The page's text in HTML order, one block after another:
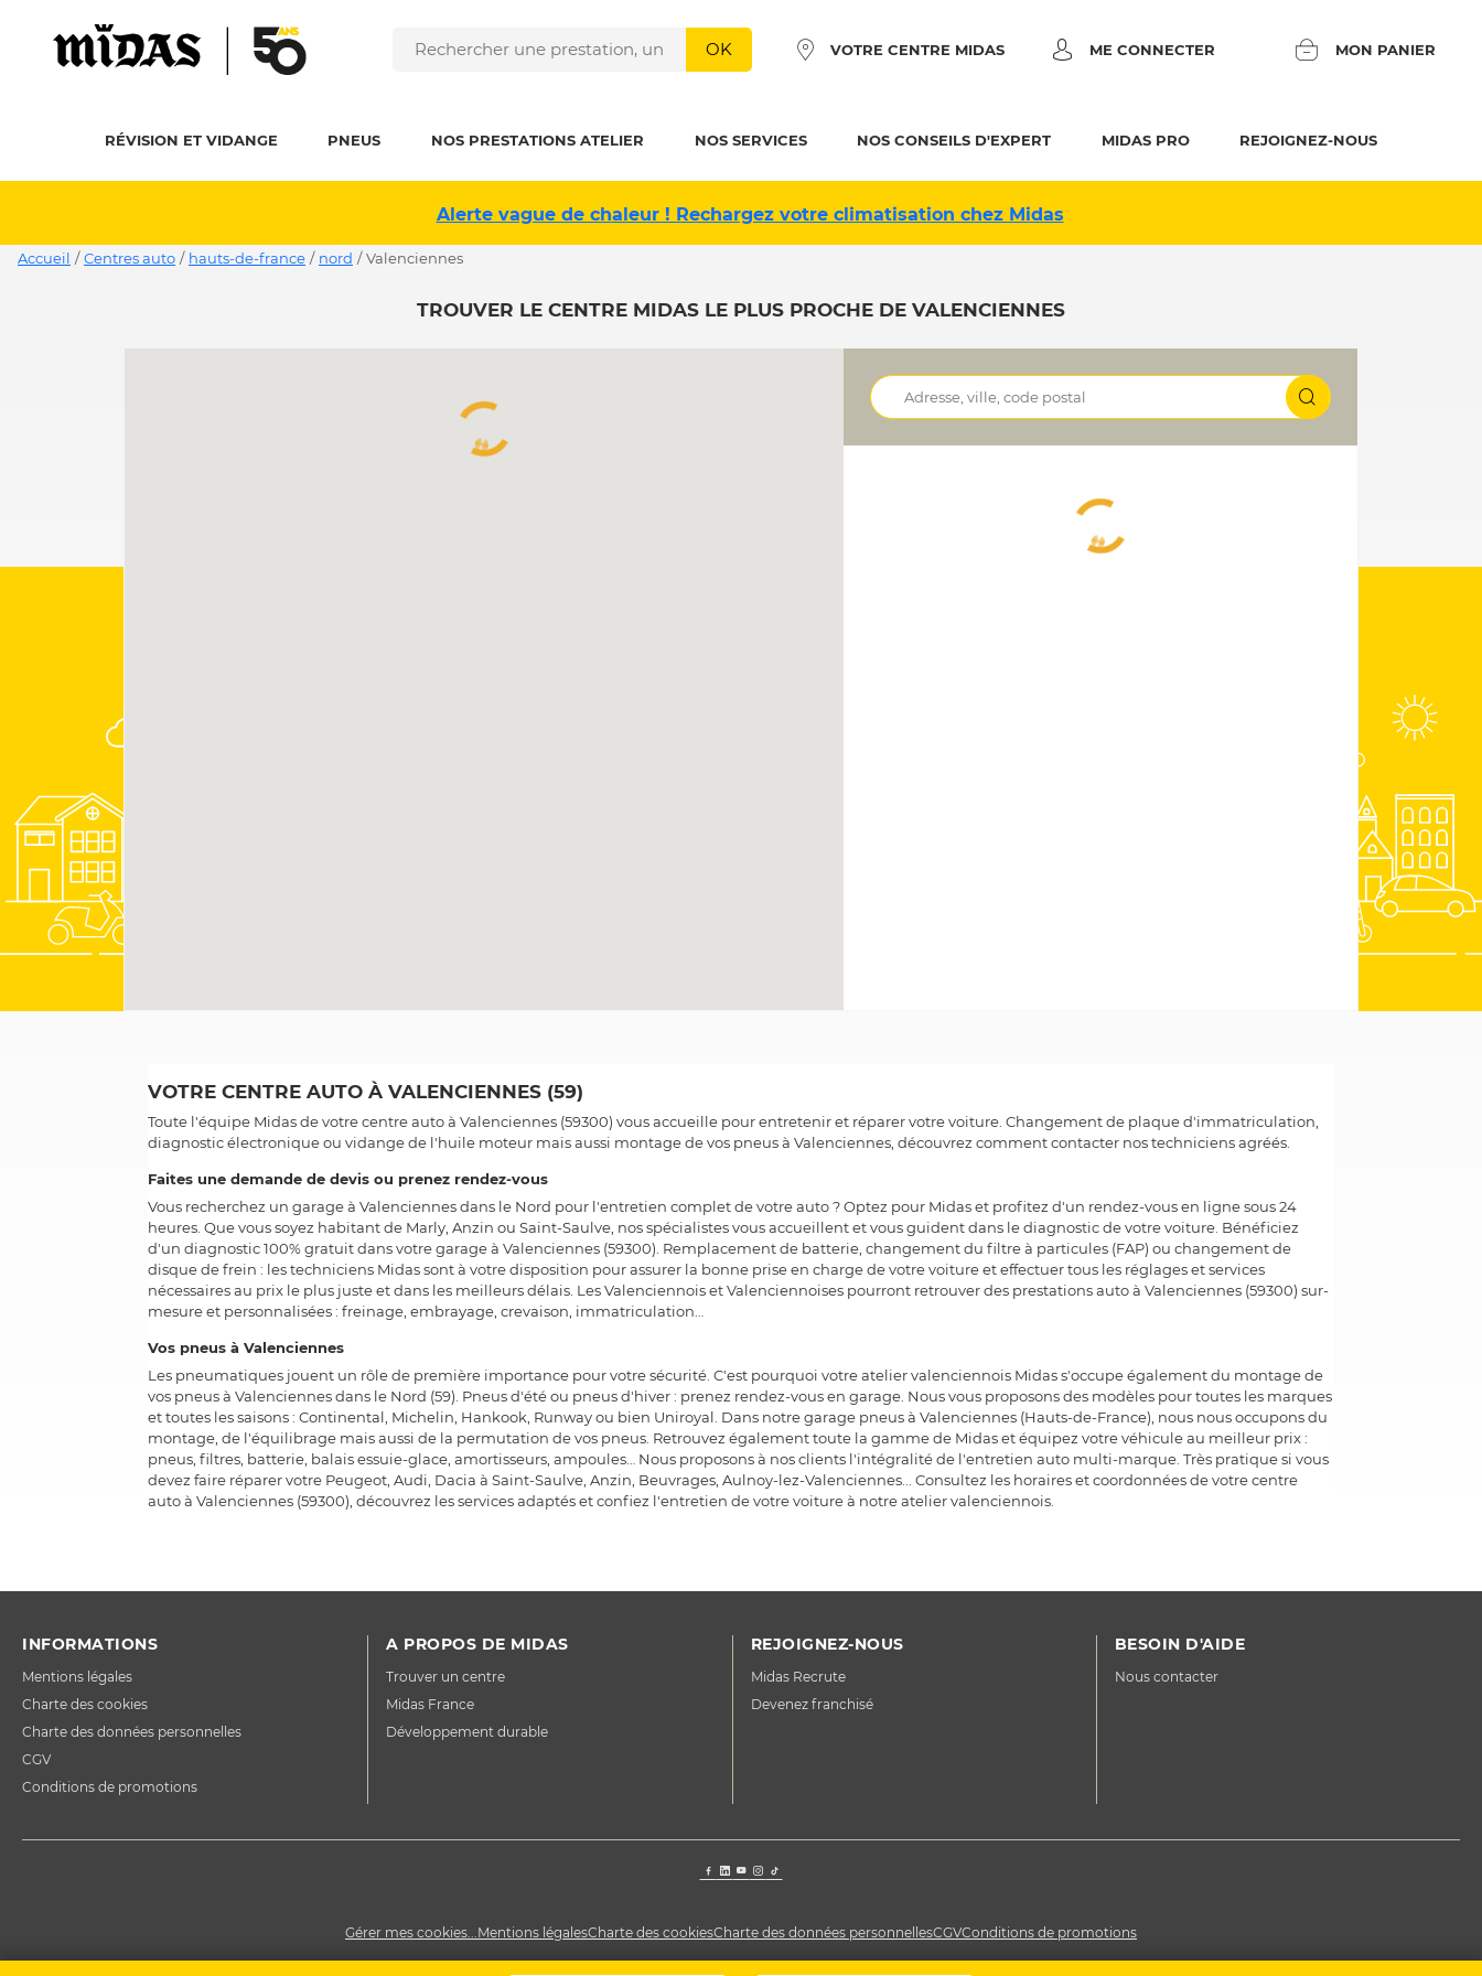
OK VOTRE CENTRE MIDAS ME CONNECTER MON PANIER
RÉVISION ET VIDANGE PNEUS NOS PRESTATIONS ATELIER NOS SERVICES NOS CONSEILS D'EXPERT MIDAS PRO REJOIGNEZ-NOUS
Alerte vague de chaleur ! Rechargez votre climatisation chez Midas
Accueil / Centres auto / hauts-de-france / nord / valenciennes
TROUVER LE CENTRE MIDAS LE PLUS PROCHE DE VALENCIENNES
VOTRE CENTRE AUTO À VALENCIENNES (59)
Toute l'équipe Midas de votre centre auto à Valenciennes (59300) vous accueille pour entretenir et réparer votre voiture. Changement de plaque d'immatriculation,
diagnostic électronique ou vidange de l'huile moteur mais aussi montage de vos pneus à Valenciennes, découvrez comment contacter nos techniciens agréés.
Faites une demande de devis ou prenez rendez-vous
Vous recherchez un garage à Valenciennes dans le Nord pour l'entretien complet de votre auto ? Optez pour Midas et profitez d'un rendez-vous en ligne sous 24
heures. Que vous soyez habitant de Marly, Anzin ou Saint-Saulve, nos spécialistes vous accueillent et vous guident dans le diagnostic de votre voiture. Bénéficiez
d'un diagnostic 100% gratuit dans votre garage à Valenciennes (59300). Remplacement de batterie, changement du filtre à particules (FAP) ou changement de
disque de frein : les techniciens Midas sont à votre disposition pour assurer la bonne prise en charge de votre voiture et effectuer tous les réglages et services
nécessaires au prix le plus juste et dans les meilleurs délais. Les Valenciennois et Valenciennoises pourront retrouver des prestations auto à Valenciennes (59300) sur-
mesure et personnalisées : freinage, embrayage, crevaison, immatriculation…
Vos pneus à Valenciennes
Les pneumatiques jouent un rôle de première importance pour votre sécurité. C'est pourquoi votre atelier valenciennois Midas s'occupe également du montage de
vos pneus à Valenciennes dans le Nord (59). Pneus d'été ou pneus d'hiver : prenez rendez-vous en garage. Nous vous proposons des modèles pour toutes les marques
et toutes les saisons : Continental, Michelin, Hankook, Runway ou bien Uniroyal. Dans notre garage pneus à Valenciennes (Hauts-de-France), nous nous occupons du
montage, de l'équilibrage mais aussi de la permutation de vos pneus. Retrouvez également toute la gamme de Midas et équipez votre véhicule au meilleur prix :
pneus, filtres, batterie, balais essuie-glace, amortisseurs, ampoules… Nous proposons à nos clients l'intégralité de l'entretien auto multi-marque. Très pratique si vous
devez faire réparer votre Peugeot, Audi, Dacia à Saint-Saulve, Anzin, Beuvrages, Aulnoy-lez-Valenciennes... Consultez les horaires et coordonnées de votre centre
auto à Valenciennes (59300), découvrez les services adaptés et confiez l'entretien de votre voiture à notre atelier valenciennois.
INFORMATIONS
Mentions légales
Charte des cookies
Charte des données personnelles
CGV
Conditions de promotions
A PROPOS DE MIDAS
Trouver un centre
Midas France
Développement durable
REJOIGNEZ-NOUS
Midas Recrute
Devenez franchisé
BESOIN D'AIDE
Nous contacter
Gérer mes cookies...Mentions légalesCharte des cookiesCharte des données personnellesCGVConditions de promotions